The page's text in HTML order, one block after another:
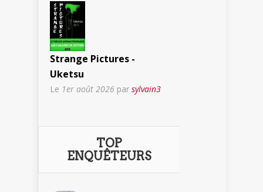
Strange Pictures -
Uketsu
Le 1er août 2026 par sylvain3
TOP
ENQUÊTEURS